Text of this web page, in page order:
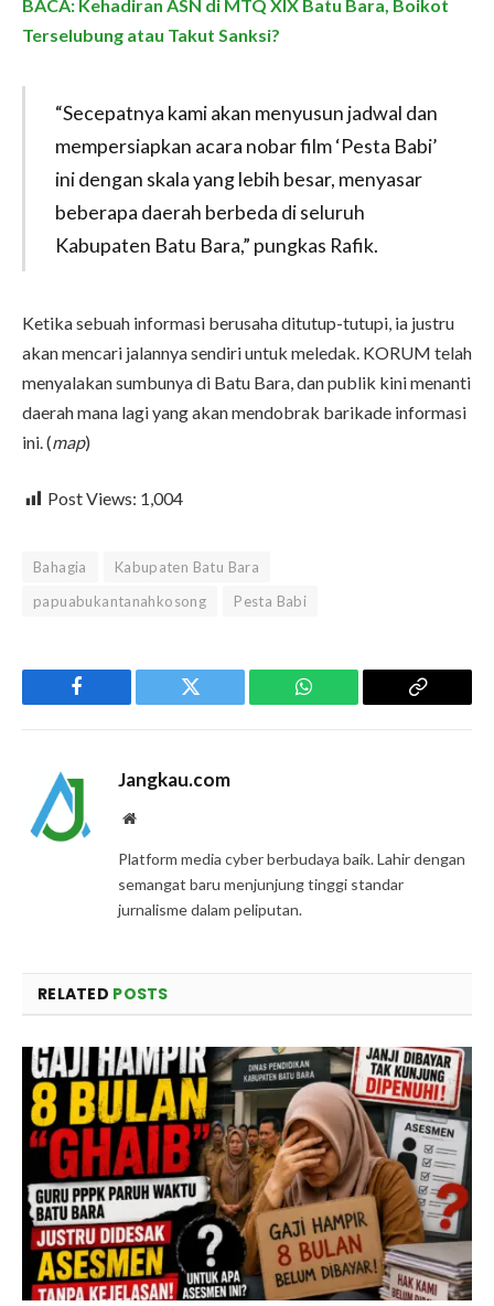
BACA: Kehadiran ASN di MTQ XIX Batu Bara, Boikot
Terselubung atau Takut Sanksi?
“Secepatnya kami akan menyusun jadwal dan
mempersiapkan acara nobar film ‘Pesta Babi’
ini dengan skala yang lebih besar, menyasar
beberapa daerah berbeda di seluruh
Kabupaten Batu Bara,” pungkas Rafik.
Ketika sebuah informasi berusaha ditutup-tutupi, ia justru
akan mencari jalannya sendiri untuk meledak. KORUM telah
menyalakan sumbunya di Batu Bara, dan publik kini menanti
daerah mana lagi yang akan mendobrak barikade informasi
ini. (map)
Post Views: 1,004
Bahagia
Kabupaten Batu Bara
papuabukantanahkosong
Pesta Babi
Facebook Twitter WhatsApp
Copy
Jangkau.com
Website
Platform media cyber berbudaya baik. Lahir dengan
semangat baru menjunjung tinggi standar
jurnalisme dalam peliputan.
RELATED POSTS